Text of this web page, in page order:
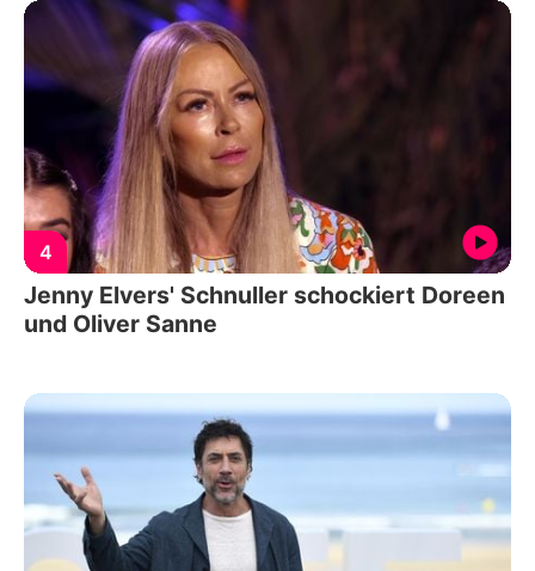
4
Jenny Elvers' Schnuller schockiert Doreen
und Oliver Sanne